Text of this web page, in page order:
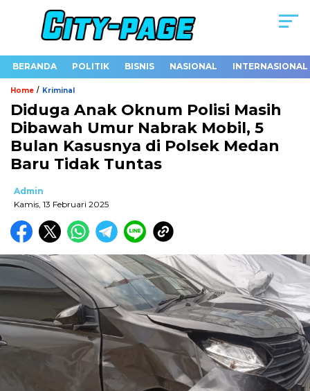
BERANDA POLITIK BISNIS NASIONAL INTERNASIONAL
Home / Kriminal
Diduga Anak Oknum Polisi Masih
Dibawah Umur Nabrak Mobil, 5
Bulan Kasusnya di Polsek Medan
Baru Tidak Tuntas
Admin
Kamis, 13 Februari 2025